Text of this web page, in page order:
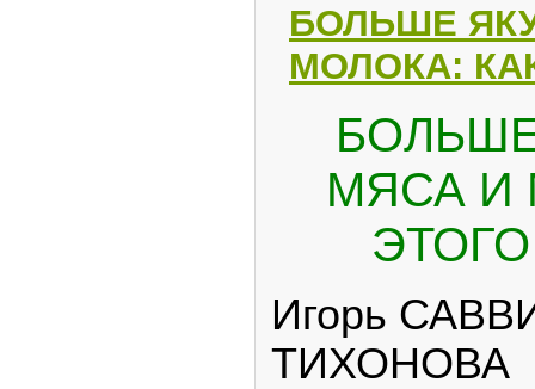
БОЛЬШЕ
МОЛОКА:
МЯСА И
Игорь
ТИХОНОВА